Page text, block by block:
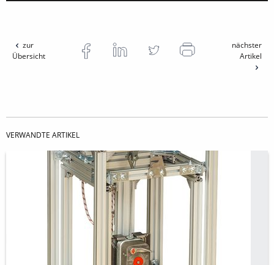
zur
Übersicht
nächster
Artikel
VERWANDTE ARTIKEL